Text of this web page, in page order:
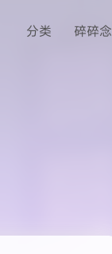
分类 碎碎念